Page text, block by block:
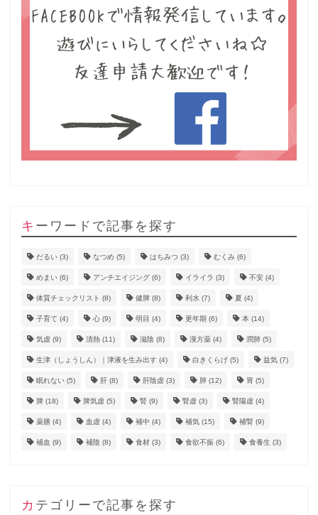
キーワードで記事を探す
だるい (3) なつめ (5) はちみつ (3) むくみ (6)
めまい (6) アンチエイジング (6) イライラ (3) 不安 (4)
体質チェックリスト (8) 健脾 (8) 利水 (7) 夏 (4)
子育て (4) 心 (9) 明目 (4) 更年期 (6) 本 (14)
気虚 (9) 清熱 (11) 滋陰 (8) 漢方薬 (4) 潤肺 (5)
生津（しょうしん）｜津液を生み出す (4) 白きくらげ (5) 益気 (7)
眠れない (5) 肝 (8) 肝陰虚 (3) 肺 (12) 胃 (5)
脾 (18) 脾気虚 (5) 腎 (9) 腎虚 (3) 腎陽虚 (4)
薬膳 (4) 血虚 (4) 補中 (4) 補気 (15) 補腎 (9)
補血 (9) 補陰 (8) 食材 (3) 食欲不振 (6) 食養生 (3)
カテゴリーで記事を探す